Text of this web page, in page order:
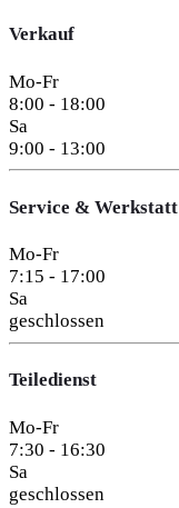
Verkauf
Mo-Fr
8:00 - 18:00
Sa
9:00 - 13:00
Service & Werkstatt
Mo-Fr
7:15 - 17:00
Sa
geschlossen
Teiledienst
Mo-Fr
7:30 - 16:30
Sa
geschlossen